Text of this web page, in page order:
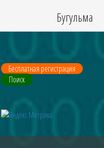
Бугульма
Бесплатная регистрация
Поиск